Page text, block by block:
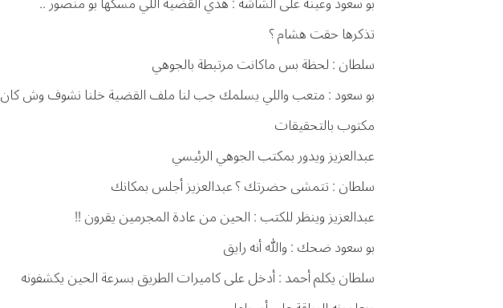
تذكرها حقت هشام ؟
سلطان : لحظة بس ماكانت مرتبطة بالجوهي
بو سعود : متعب واللي يسلمك جب لنا ملف القضية خلنا نشوف وش كان
مكتوب بالتحقيقات
عبدالعزيز ويدور بمكتب الجوهي الرئيسي
سلطان : تتمشى حضرتك ؟ عبدالعزيز أجلس بمكانك
عبدالعزيز وينظر للكتب : الحين من عادة المجرمين يقرون !!
بو سعود ضحك : والله أنه رايق
سلطان يكلم أحمد : أدخل على كاميرات الطريق بسرعة الحين يكشفونه